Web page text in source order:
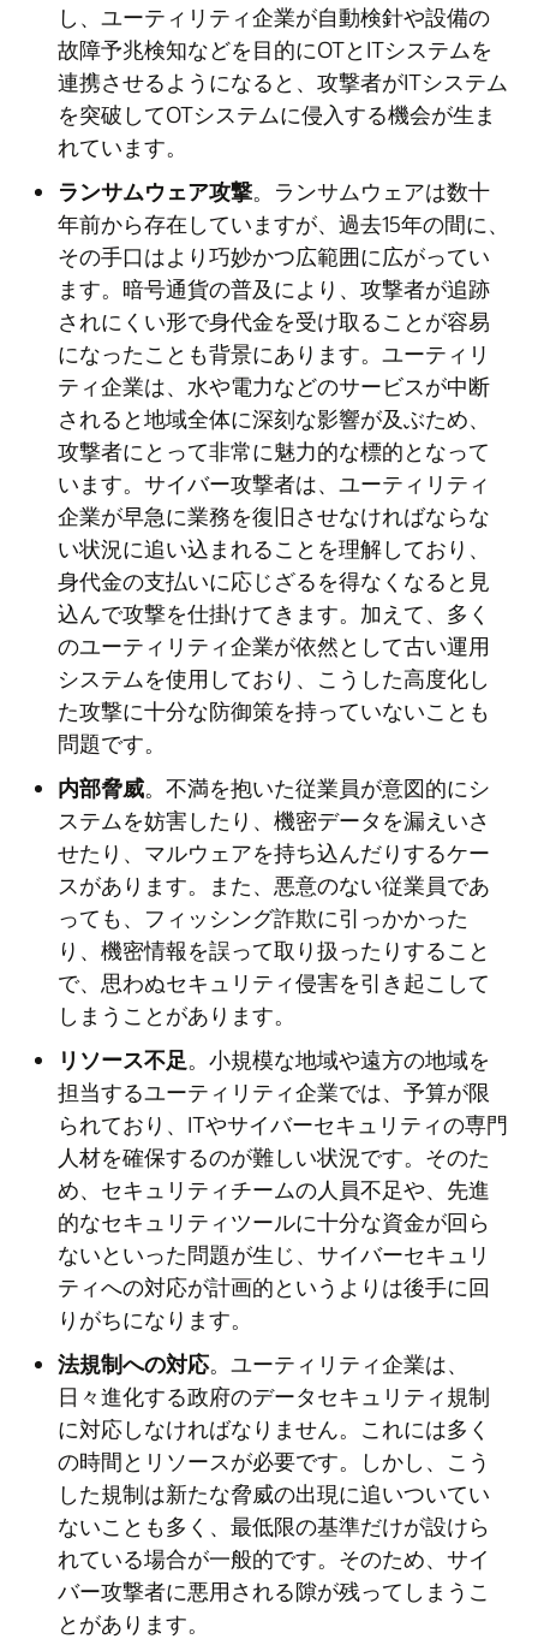
し、ユーティリティ企業が自動検針や設備の
故障予兆検知などを目的にOTとITシステムを
連携させるようになると、攻撃者がITシステム
を突破してOTシステムに侵入する機会が生ま
れています。
ランサムウェア攻撃。ランサムウェアは数十
年前から存在していますが、過去15年の間に、
その手口はより巧妙かつ広範囲に広がってい
ます。暗号通貨の普及により、攻撃者が追跡
されにくい形で身代金を受け取ることが容易
になったことも背景にあります。ユーティリ
ティ企業は、水や電力などのサービスが中断
されると地域全体に深刻な影響が及ぶため、
攻撃者にとって非常に魅力的な標的となって
います。サイバー攻撃者は、ユーティリティ
企業が早急に業務を復旧させなければならな
い状況に追い込まれることを理解しており、
身代金の支払いに応じざるを得なくなると見
込んで攻撃を仕掛けてきます。加えて、多く
のユーティリティ企業が依然として古い運用
システムを使用しており、こうした高度化し
た攻撃に十分な防御策を持っていないことも
問題です。
内部脅威。不満を抱いた従業員が意図的にシ
ステムを妨害したり、機密データを漏えいさ
せたり、マルウェアを持ち込んだりするケー
スがあります。また、悪意のない従業員であ
っても、フィッシング詐欺に引っかかった
り、機密情報を誤って取り扱ったりすること
で、思わぬセキュリティ侵害を引き起こして
しまうことがあります。
リソース不足。小規模な地域や遠方の地域を
担当するユーティリティ企業では、予算が限
られており、ITやサイバーセキュリティの専門
人材を確保するのが難しい状況です。そのた
め、セキュリティチームの人員不足や、先進
的なセキュリティツールに十分な資金が回ら
ないといった問題が生じ、サイバーセキュリ
ティへの対応が計画的というよりは後手に回
りがちになります。
法規制への対応。ユーティリティ企業は、
日々進化する政府のデータセキュリティ規制
に対応しなければなりません。これには多く
の時間とリソースが必要です。しかし、こう
した規制は新たな脅威の出現に追いついてい
ないことも多く、最低限の基準だけが設けら
れている場合が一般的です。そのため、サイ
バー攻撃者に悪用される隙が残ってしまうこ
とがあります。